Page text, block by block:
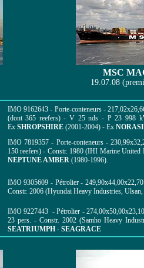
MSC
19.07.08
IMO 9162643 - Porte-conteneurs -
(dont 365 reefers) - V 25 nds - P 23 998
Ex SHROPSHIRE(2001-2004) - Ex
IMO 7819357 - Porte-conteneurs -
150 reefers) - Constr. 1980 (IHI Marine
NEPTUNE AMBER(1980-1996).
IMO9305609 - Pétrolier -
Constr. 2006 (Hyundai Heavy Industries,
IMO 9227443 - Pétrolier -
23 pers. - Constr. 2002 (Samho Heavy
SEATRIUMPH- SEAGRACE